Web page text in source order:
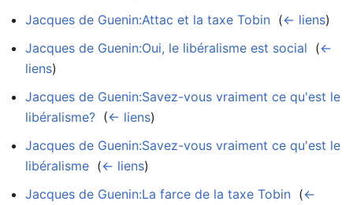
Jacques de Guenin:Attac et la taxe Tobin (← liens)
Jacques de Guenin:Oui, le libéralisme est social (←
liens)
Jacques de Guenin:Savez-vous vraiment ce qu'est le
libéralisme? (← liens)
Jacques de Guenin:Savez-vous vraiment ce qu'est le
libéralisme (← liens)
Jacques de Guenin:La farce de la taxe Tobin (←